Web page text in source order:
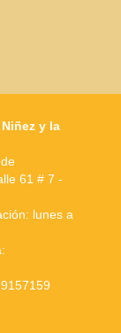
y la
61 # 7 -
lunes a